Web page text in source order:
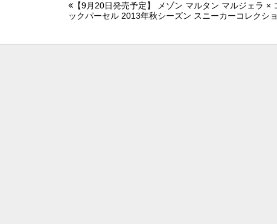
【9月20日発売予定】 メゾン マルタン マルジェラ ×
ックパーセル 2013年秋シーズン スニーカーコレクシ